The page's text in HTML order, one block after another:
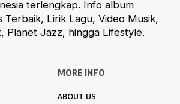
terlengkap. Info album
Terbaik, Lirik Lagu, Video Musik,
Planet Jazz, hingga Lifestyle.
MORE INFO
ABOUT US